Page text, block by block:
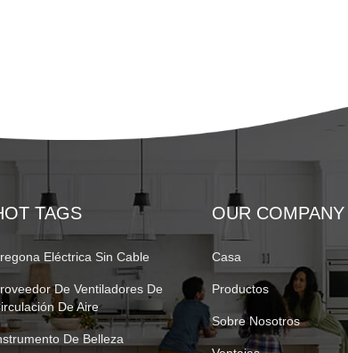
TAGS
Eléctrica Sin Cable
De Ventiladores De
De Aire
De Belleza
OUR COMPANY
Casa
Productos
Sobre Nosotros